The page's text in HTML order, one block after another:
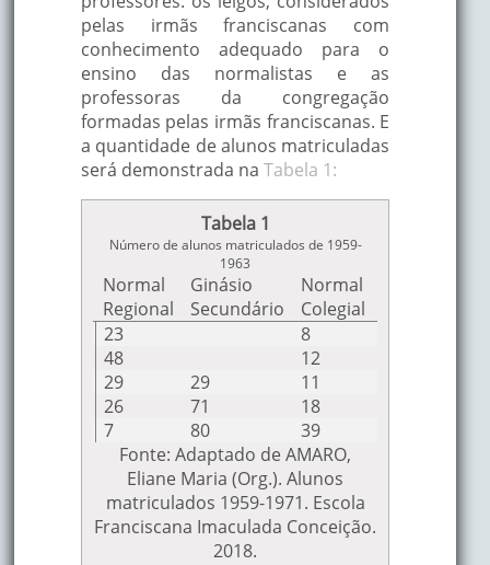
pelas irmãs franciscanas com
conhecimento adequado para o
ensino das normalistas e as
professoras da congregação
formadas pelas irmãs franciscanas. E
a quantidade de alunos matriculadas
será demonstrada na Tabela 1:
Tabela 1
Número de alunos matriculados de 1959-
1963
Normal
Regional
Ginásio
Secundário
Normal
Colegial
23 8
48 12
29 29 11
26 71 18
7 80 39
Fonte: Adaptado de AMARO,
Eliane Maria (Org.). Alunos
matriculados 1959-1971. Escola
Franciscana Imaculada Conceição.
2018.